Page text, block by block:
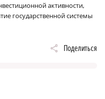
активности,
государственной системы
Поделиться